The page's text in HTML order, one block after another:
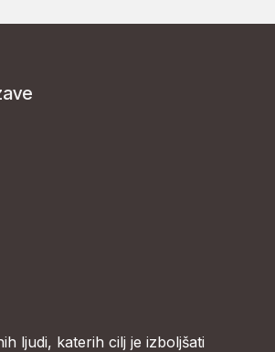
ljudi, katerih cilj je izboljšati